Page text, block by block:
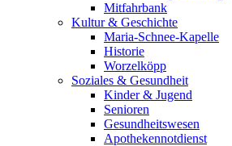
Mitfahrbank
Kultur & Geschichte
Maria-Schnee-Kapelle
Historie
Worzelköpp
Soziales & Gesundheit
Kinder & Jugend
Senioren
Gesundheitswesen
Apothekennotdienst